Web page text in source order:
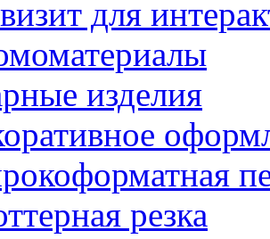
для
изделия
резка